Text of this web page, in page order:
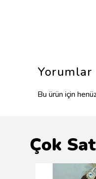
Yorumlar
Bu ürün için
Çok